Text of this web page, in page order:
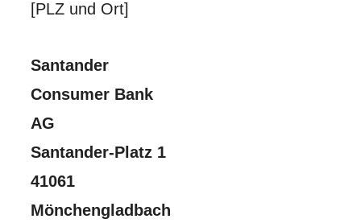
[PLZ und Ort]
Santander
Consumer Bank
AG
Santander-Platz 1
41061
Mönchengladbach